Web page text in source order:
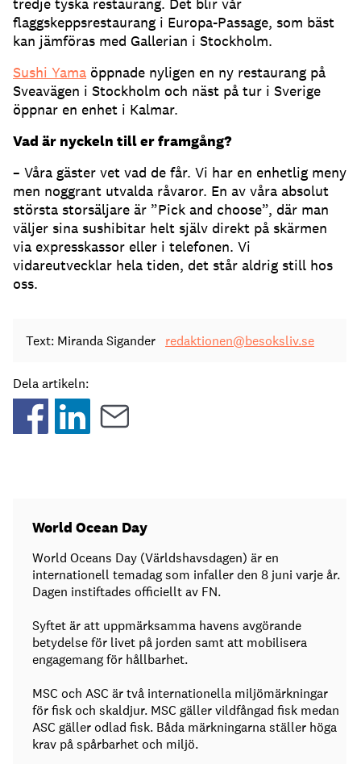
flaggskeppsrestaurang i Europa-Passage, som bäst
kan jämföras med Gallerian i Stockholm.
Sushi Yama öppnade nyligen en ny restaurang på
Sveavägen i Stockholm och näst på tur i Sverige
öppnar en enhet i Kalmar.
Vad är nyckeln till er framgång?
– Våra gäster vet vad de får. Vi har en enhetlig meny
men noggrant utvalda råvaror. En av våra absolut
största storsäljare är ”Pick and choose”, där man
väljer sina sushibitar helt själv direkt på skärmen
via expresskassor eller i telefonen. Vi
vidareutvecklar hela tiden, det står aldrig still hos
oss.
Text: Miranda Sigander redaktionen@besoksliv.se
Dela artikeln:
World Ocean Day
World Oceans Day (Världshavsdagen) är en
internationell temadag som infaller den 8 juni varje år.
Dagen instiftades officiellt av FN.
Syftet är att uppmärksamma havens avgörande
betydelse för livet på jorden samt att mobilisera
engagemang för hållbarhet.
MSC och ASC är två internationella miljömärkningar
för fisk och skaldjur. MSC gäller vildfångad fisk medan
ASC gäller odlad fisk. Båda märkningarna ställer höga
krav på spårbarhet och miljö.